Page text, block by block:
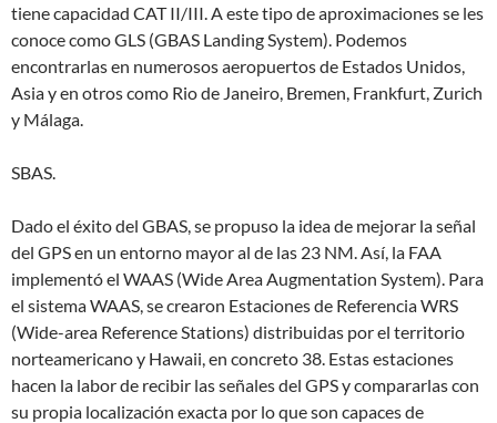
tiene capacidad CAT II/III. A este tipo de aproximaciones se les
conoce como GLS (GBAS Landing System). Podemos
encontrarlas en numerosos aeropuertos de Estados Unidos,
Asia y en otros como Rio de Janeiro, Bremen, Frankfurt, Zurich
y Málaga.
SBAS.
Dado el éxito del GBAS, se propuso la idea de mejorar la señal
del GPS en un entorno mayor al de las 23 NM. Así, la FAA
implementó el WAAS (Wide Area Augmentation System). Para
el sistema WAAS, se crearon Estaciones de Referencia WRS
(Wide-area Reference Stations) distribuidas por el territorio
norteamericano y Hawaii, en concreto 38. Estas estaciones
hacen la labor de recibir las señales del GPS y compararlas con
su propia localización exacta por lo que son capaces de